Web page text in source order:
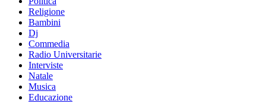
Religione
Bambini
Dj
Commedia
Radio Universitarie
Interviste
Natale
Musica
Educazione